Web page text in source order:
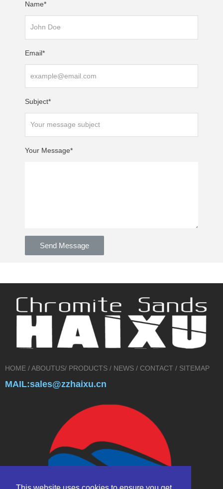
Name*
Email*
Subject*
Your Message*
Send Message
HOME / ABOUTUS/ PRODUCTS / NEWS / CONTACT / SITEMAP
MAIL:sales@zzhaixu.cn